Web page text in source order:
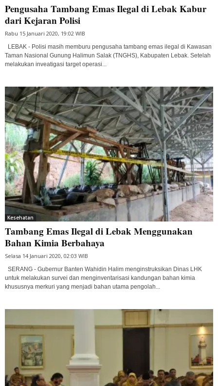
Pengusaha Tambang Emas Ilegal di Lebak Kabur
dari Kejaran Polisi
Rabu 15 Januari 2020, 19:02 WIB
LEBAK - Polisi masih memburu pengusaha tambang emas ilegal di Kawasan
Taman Nasional Gunung Halimun Salak (TNGHS), Kabupaten Lebak. Setelah
melakukan inveatigasi target operasi...
Kesehatan
Tambang Emas Ilegal di Lebak Menggunakan
Bahan Kimia Berbahaya
Selasa 14 Januari 2020, 02:03 WIB
SERANG - Gubernur Banten Wahidin Halim menginstruksikan Dinas LHK
untuk melakukan survei dan menginventarisasi kandungan bahan kimia
khususnya merkuri yang menjadi bahan utama pengolah...